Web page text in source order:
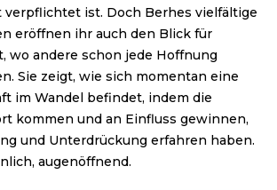
ist. Doch Berhes vielfältige
eröffnen ihr auch den Blick für
wo andere schon jede Hoffnung
Sie zeigt, wie sich momentan eine
im Wandel befindet, indem die
kommen und an Einfluss gewinnen,
und Unterdrückung erfahren haben.
augenöffnend.